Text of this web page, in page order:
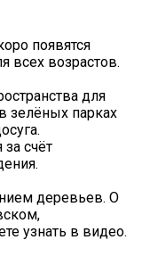
появятся
всех возрастов.
для
зелёных парках
за счёт
деревьев. О
узнать в видео.